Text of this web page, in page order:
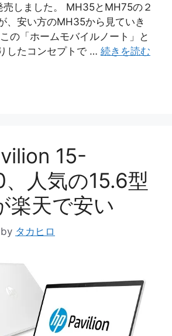
売しました。 MH35とMH75の２
、安い方のMH35から見ていき
の「ホームモバイルノート」と
したコンセプトで … 続きを読む
15-
人気の15.6型
楽天で安い
by タカヒロ